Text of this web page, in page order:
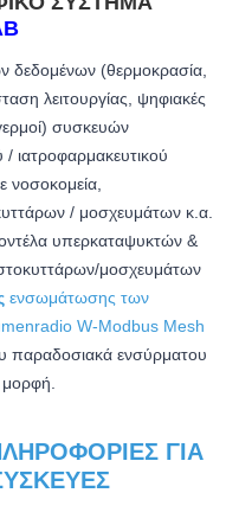
δεδομένων (θερμοκρασία,
λειτουργίας, ψηφιακές
συσκευών
/ ιατροφαρμακευτικού
/ μοσχευμάτων κ.α.
υπερκαταψυκτών &
μοσχευμάτων
ενσωμάτωσης των
W-Modbus Mesh
παραδοσιακά ενσύρματου
ΓΙΑ